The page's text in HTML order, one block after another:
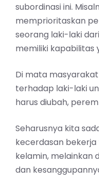
subordinasi ini.
memprioritaskan
seorang laki-laki
memiliki kapabilitas
Di mata
terhadap laki-laki
harus diubah,
Seharusnya kita
kecerdasan
kelamin, melainkan
dan